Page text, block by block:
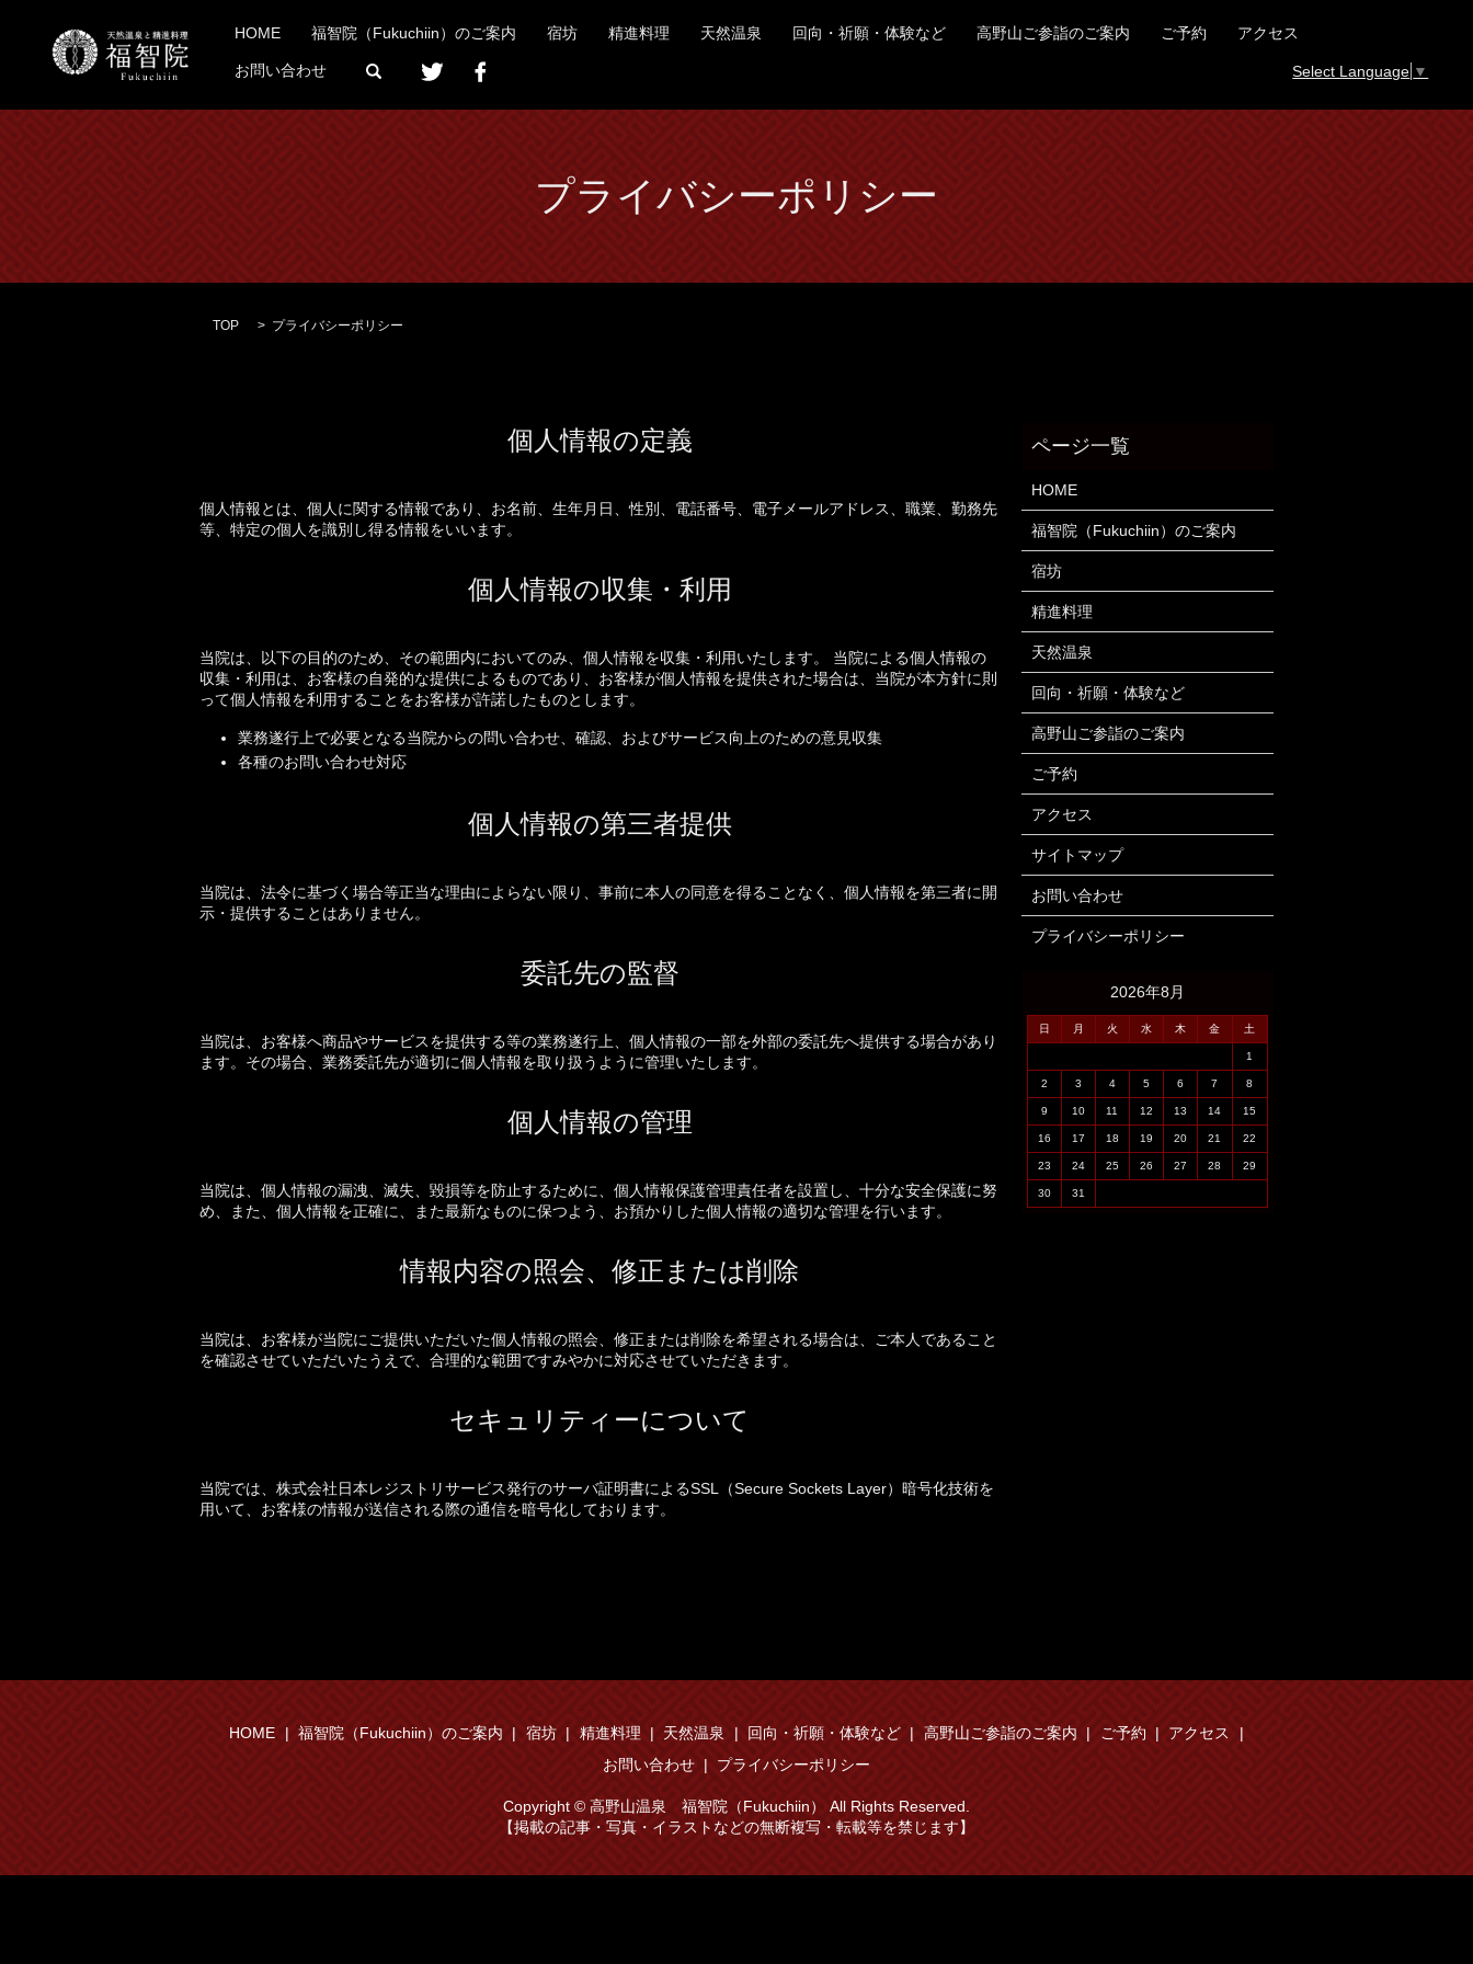
HOME 福智院（Fukuchiin）のご案内 宿坊 精進料理 天然温泉 回向・祈願・体験など 高野山ご参詣のご案内 ご予約 アクセス
お問い合わせ search Select Language ▼
プライバシーポリシー
TOP プライバシーポリシー
個人情報の定義
個人情報とは、個人に関する情報であり、お名前、生年月日、性別、電話番号、電子メールアドレス、職業、勤務先
等、特定の個人を識別し得る情報をいいます。
個人情報の収集・利用
当院は、以下の目的のため、その範囲内においてのみ、個人情報を収集・利用いたします。 当院による個人情報の
収集・利用は、お客様の自発的な提供によるものであり、お客様が個人情報を提供された場合は、当院が本方針に則
って個人情報を利用することをお客様が許諾したものとします。
業務遂行上で必要となる当院からの問い合わせ、確認、およびサービス向上のための意見収集
各種のお問い合わせ対応
個人情報の第三者提供
当院は、法令に基づく場合等正当な理由によらない限り、事前に本人の同意を得ることなく、個人情報を第三者に開
示・提供することはありません。
委託先の監督
当院は、お客様へ商品やサービスを提供する等の業務遂行上、個人情報の一部を外部の委託先へ提供する場合があり
ます。その場合、業務委託先が適切に個人情報を取り扱うように管理いたします。
個人情報の管理
当院は、個人情報の漏洩、滅失、毀損等を防止するために、個人情報保護管理責任者を設置し、十分な安全保護に努
め、また、個人情報を正確に、また最新なものに保つよう、お預かりした個人情報の適切な管理を行います。
情報内容の照会、修正または削除
当院は、お客様が当院にご提供いただいた個人情報の照会、修正または削除を希望される場合は、ご本人であること
を確認させていただいたうえで、合理的な範囲ですみやかに対応させていただきます。
セキュリティーについて
当院では、株式会社日本レジストリサービス発行のサーバ証明書によるSSL（Secure Sockets Layer）暗号化技術を
用いて、お客様の情報が送信される際の通信を暗号化しております。
HOME
福智院（Fukuchiin）のご案内
宿坊
精進料理
天然温泉
回向・祈願・体験など
高野山ご参詣のご案内
ご予約
アクセス
サイトマップ
お問い合わせ
プライバシーポリシー
2026年8月
日 月 火 水 木 金 土
1
2 3 4 5 6 7 8
9 10 11 12 13 14 15
16 17 18 19 20 21 22
23 24 25 26 27 28 29
30 31
HOME 福智院（Fukuchiin）のご案内 宿坊 精進料理 天然温泉 回向・祈願・体験など 高野山ご参詣のご案内 ご予約
アクセス
お問い合わせ
プライバシーポリシー
Copyright © 高野山温泉 福智院（Fukuchiin） All Rights Reserved.
【掲載の記事・写真・イラストなどの無断複写・転載等を禁じます】